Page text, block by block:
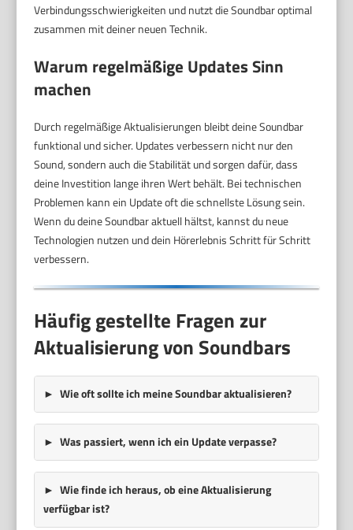
Verbindungsschwierigkeiten und nutzt die Soundbar optimal
zusammen mit deiner neuen Technik.
Warum regelmäßige Updates Sinn
machen
Durch regelmäßige Aktualisierungen bleibt deine Soundbar
funktional und sicher. Updates verbessern nicht nur den
Sound, sondern auch die Stabilität und sorgen dafür, dass
deine Investition lange ihren Wert behält. Bei technischen
Problemen kann ein Update oft die schnellste Lösung sein.
Wenn du deine Soundbar aktuell hältst, kannst du neue
Technologien nutzen und dein Hörerlebnis Schritt für Schritt
verbessern.
Häufig gestellte Fragen zur
Aktualisierung von Soundbars
Wie oft sollte ich meine Soundbar aktualisieren?
Was passiert, wenn ich ein Update verpasse?
Wie finde ich heraus, ob eine Aktualisierung
verfügbar ist?